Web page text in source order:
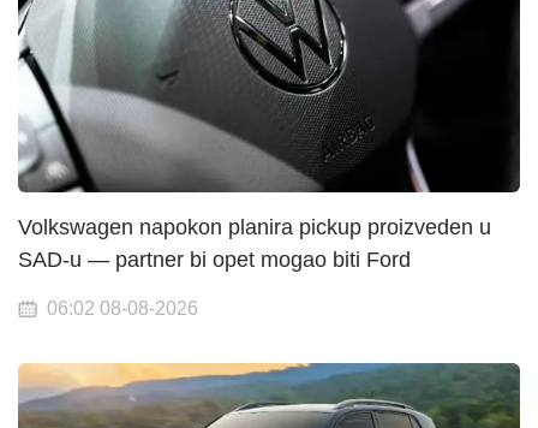
Volkswagen napokon planira pickup proizveden u
SAD-u — partner bi opet mogao biti Ford
06:02 08-08-2026